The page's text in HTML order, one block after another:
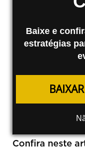
Baixe e
estratégias
Lomadee –
Plataforma
Confira neste